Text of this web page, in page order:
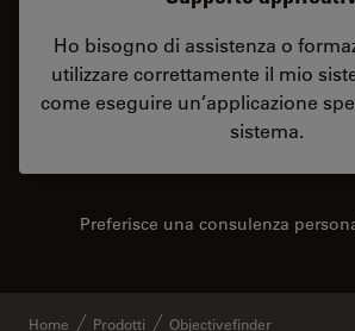
Ho bisogno di assistenza o
utilizzare correttamente il mio
come eseguire un’applicazione
sistema.
Preferisce una consulenza
Home Prodotti Objectivefinder